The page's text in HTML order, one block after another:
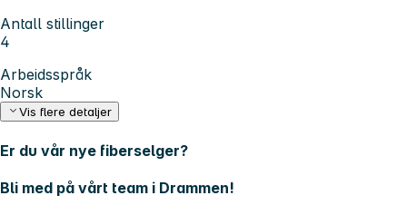
Antall stillinger
4
Arbeidsspråk
Norsk
Vis flere detaljer
Er du vår nye fiberselger?
Bli med på vårt team i Drammen!